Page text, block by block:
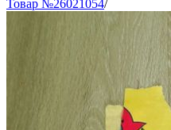
Товар №26021054/